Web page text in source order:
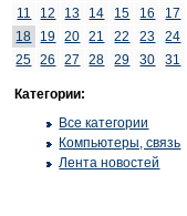
11
12 13 14 15 16
17
18
19 20 21 22 23
24
25
26 27 28 29 30 31
Категории:
Все категории
Компьютеры, связь
Лента новостей